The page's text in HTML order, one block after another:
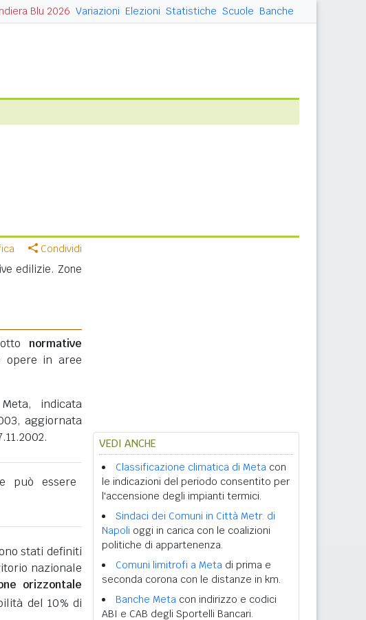
Blu 2026 Variazioni Elezioni Statistiche Scuole Banche
Condividi
edilizie. Zone
normative
opere in aree
indicata
aggiornata
può essere
stati definiti
nazionale
orizzontale
del 10% di
VEDI ANCHE
Classificazione climatica di Meta con
le indicazioni del periodo consentito per
l'accensione degli impianti termici.
Sindaci dei Comuni in Città Metr. di
Napoli oggi in carica con le coalizioni
politiche di appartenenza.
Comuni limitrofi a Meta di prima e
seconda corona con le distanze in km.
Banche Meta con indirizzo e codici
ABI e CAB degli Sportelli Bancari.